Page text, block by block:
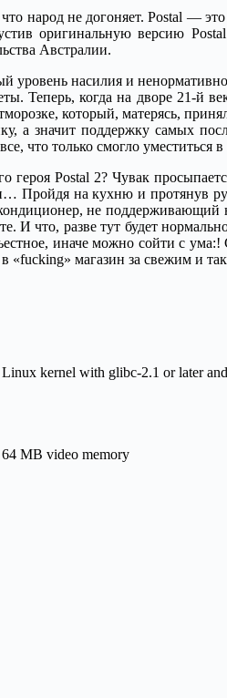
народ не догоняет. Postal —
оригинальную версию
Австралии.
уровень насилия и
Теперь, когда на дворе 21-й
который, матерясь,
а значит поддержку самых
что только смогло уместиться
героя Postal 2? Чувак
Пройдя на кухню и протянув
не
И что, разве тут будет
иначе можно сойти с
«fucking» магазин за свежим и
kernel with glibc-2.1 or later
MB video memory